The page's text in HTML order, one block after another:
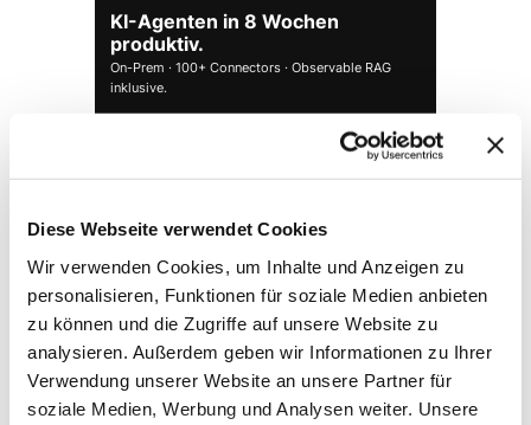
Diese Webseite verwendet Cookies
Wir verwenden Cookies, um Inhalte und Anzeigen zu
personalisieren, Funktionen für soziale Medien anbieten
zu können und die Zugriffe auf unsere Website zu
analysieren. Außerdem geben wir Informationen zu Ihrer
Verwendung unserer Website an unsere Partner für
soziale Medien, Werbung und Analysen weiter. Unsere
KI-Agenten in 8 Wochen
produktiv.
On-Prem · 100+ Connectors · Observable RAG
inklusive.